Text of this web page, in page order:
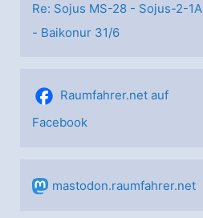
Re: Sojus MS-28 - Sojus-2-1А
- Baikonur 31/6
Raumfahrer.net auf
Facebook
mastodon.raumfahrer.net